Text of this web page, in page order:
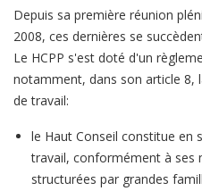
Depuis sa première réunion
2008, ces dernières se
Le HCPP s'est doté d'un
notamment, dans son article 8,
de travail:
le Haut Conseil constitue en
travail, conformément à ses
structurées par grandes